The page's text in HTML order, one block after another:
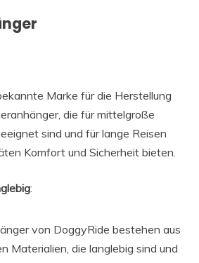
Marke für die Herstellung
die für mittelgroße
sind und für lange Reisen
Komfort und Sicherheit bieten.
:
von DoggyRide bestehen aus
Materialien, die langlebig sind und